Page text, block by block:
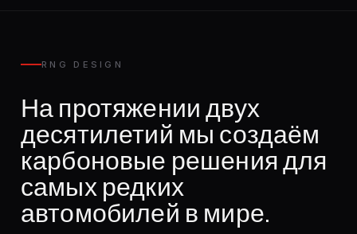
RNG DESIGN
На протяжении двух
десятилетий мы создаём
карбоновые решения для
самых редких
автомобилей в мире.